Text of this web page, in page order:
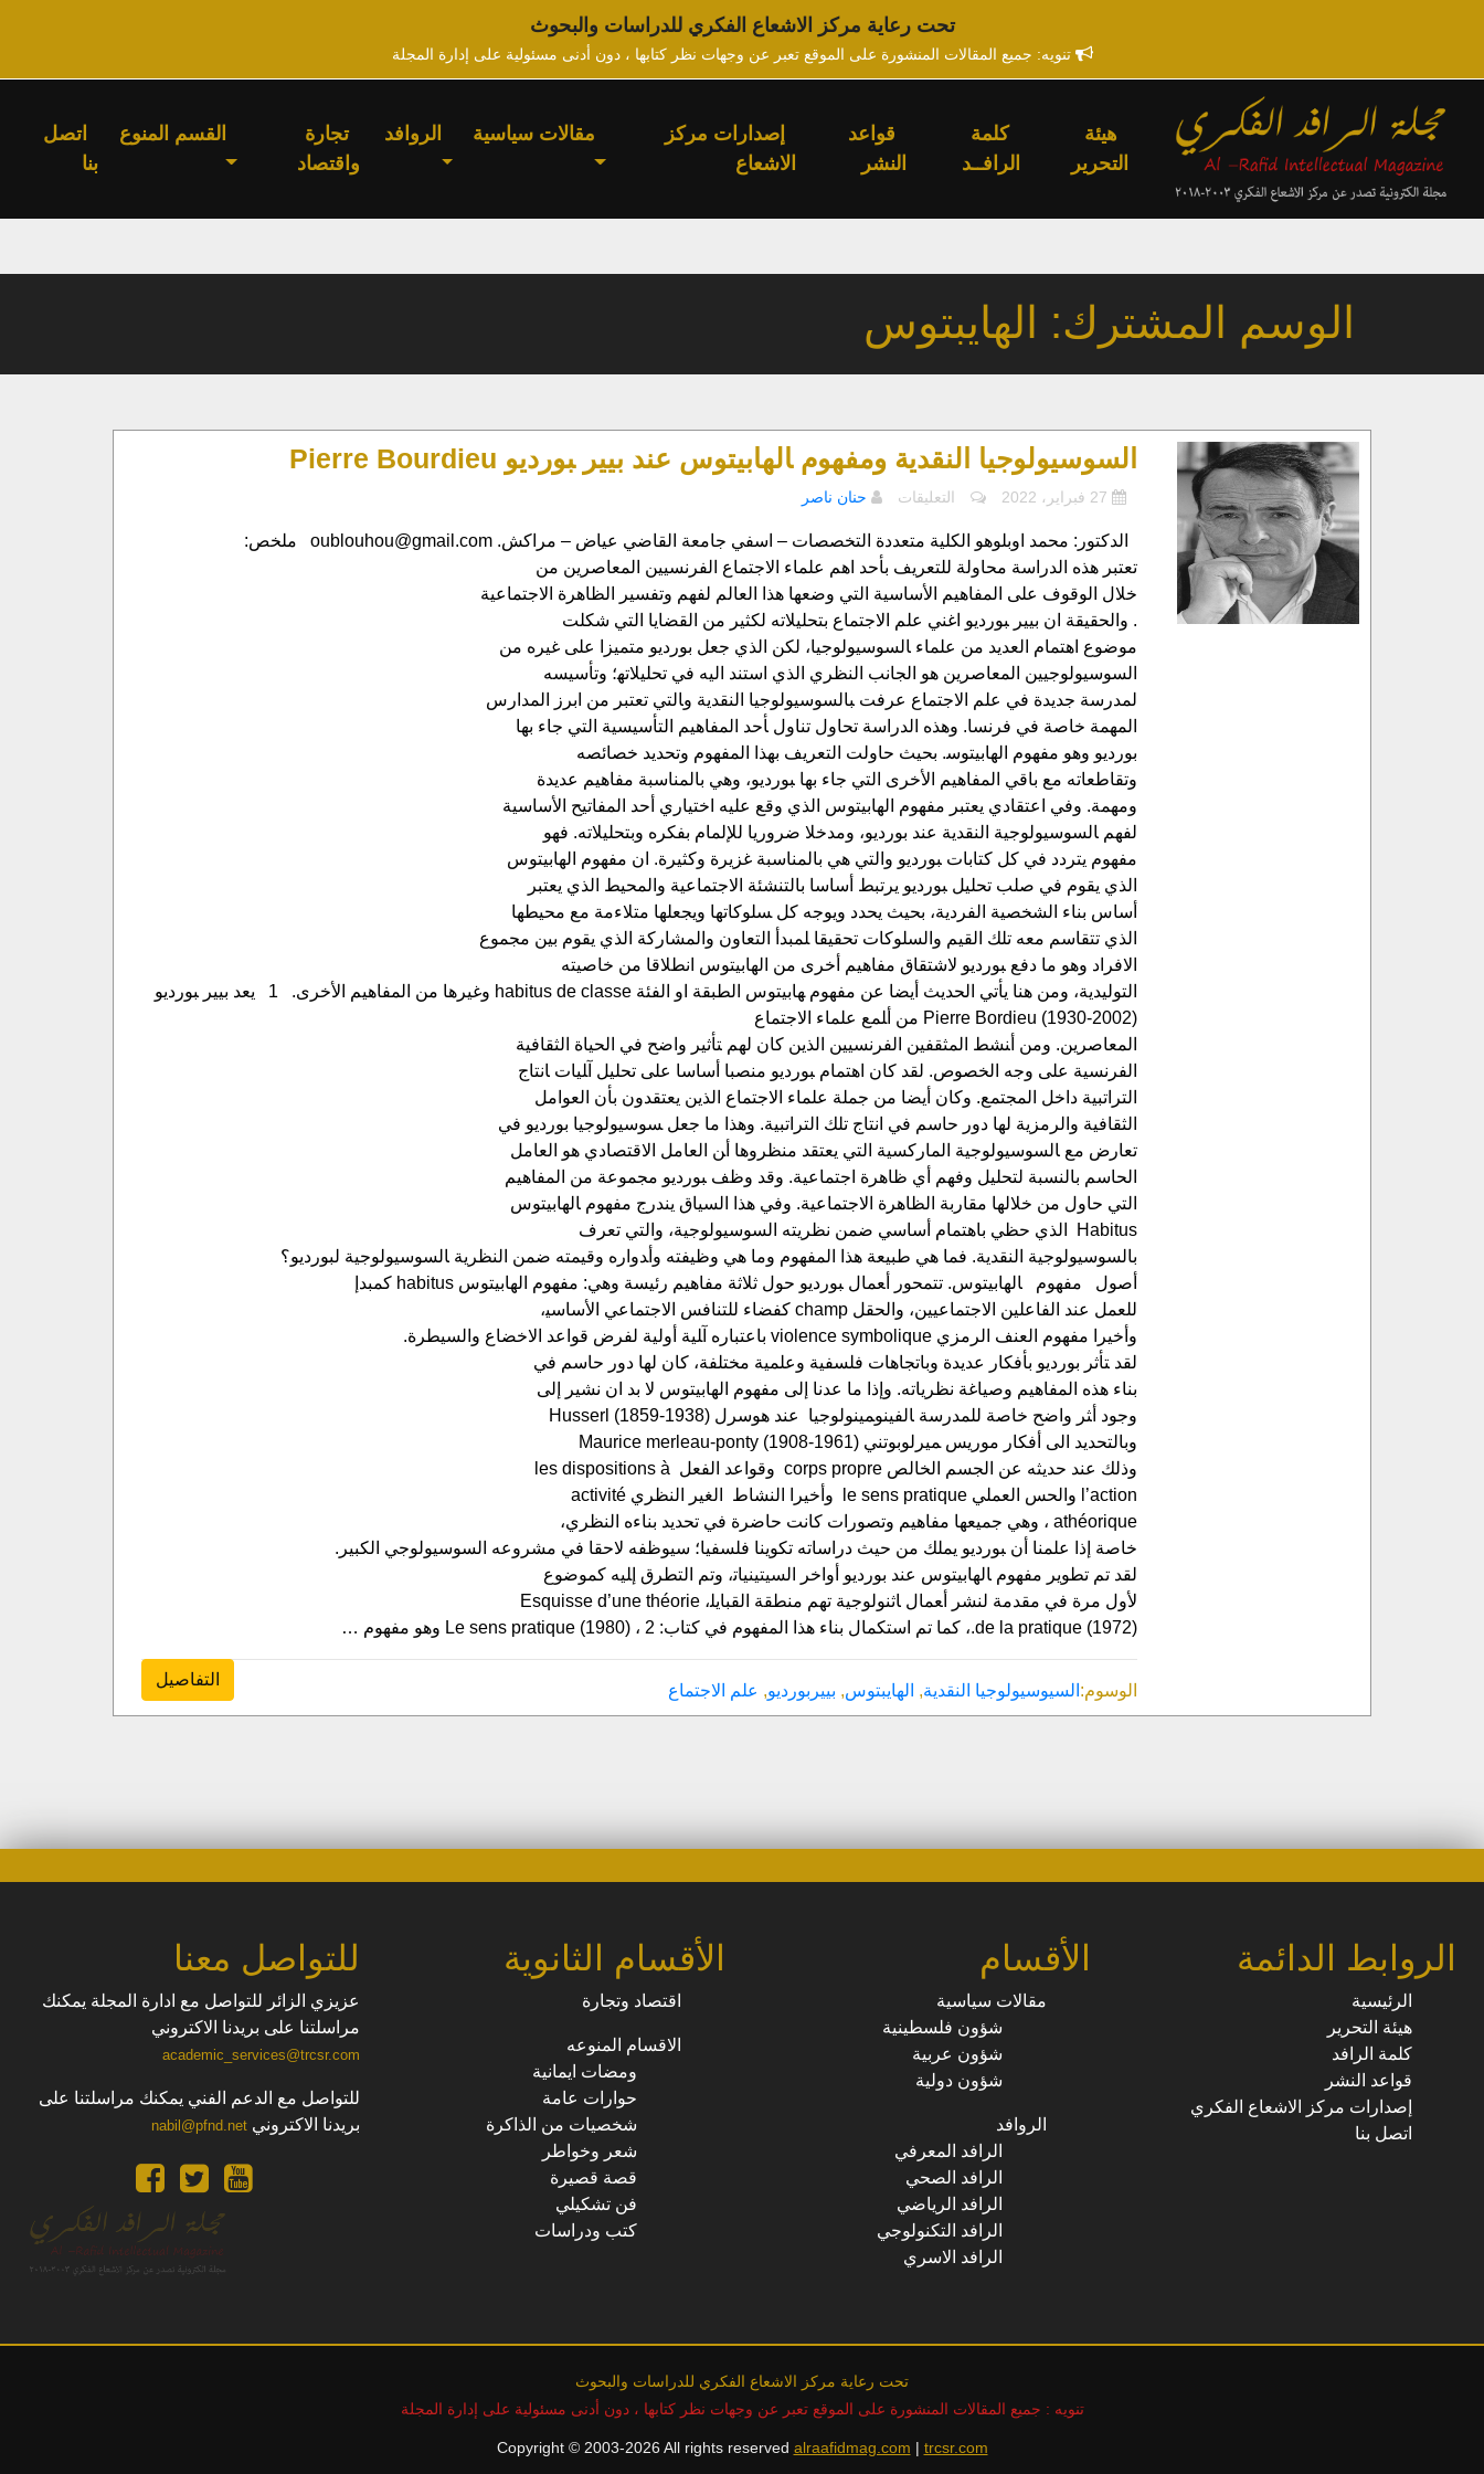
تحت رعاية مركز الاشعاع الفكري للدراسات والبحوث
تنويه: جميع المقالات المنشورة على الموقع تعبر عن وجهات نظر كتابها ، دون أدنى مسئولية على إدارة المجلة
هيئة
التحرير
كلمة
الرافــد
قواعد
النشر
إصدارات مركز
الاشعاع
مقالات سياسية الروافد
تجارة
واقتصاد
القسم المنوع
اتصل
بنا
الوسم المشترك: الهايبتوس
السوسيولوجيا‍ النق‍دية ومفهوم ‍الهابيتوس عند بيير ‍بورديو Pierre Bourdieu
التعليقات
على
النق‍دية
ومفهوم
‍الهابيتوس
عند
بيير
‍بورديو
Pierre
Bourdieu
مغلقة
حنان ناصر
الدكتور: محمد اوبلوهو الكلية متعددة التخصصات – اسفي جامعة القاضي عياض – مراكش. oublouhou@gmail.com ملخص:
تعتبر هذه الدراسة محاولة للتعريف بأحد اهم علماء الاجتماع الفرنسيين المعاصرين من
خلال الوقوف عل‍ى المفاهيم الأساسية التي وضعها هذا العالم لفهم وتفسير الظاهرة الاجتماعية
. والحقيقة ان بيير ‍بورديو اغني علم الاجتماع بتحليلاته لكثير من القضايا التي شكلت
موضوع اهتمام العديد من علماء ‍السوسيولوجيا‍، لكن الذي جعل بورديو متميزا على غيره من
السوسيولوجيين المعاصرين هو الجانب النظري الذي استند اليه في تحليلاته‍؛ وتأسيسه
لمدرسة جديدة في علم الاجتماع عرفت ‍بالسوسيولوجيا النقدية و‍التي تعتبر من ابرز المدارس
المهمة خاصة في فرنسا. وهذه الدراسة تحاول تناول ‍أحد المفاهيم التأسيسية التي جاء بها
بورديو وهو مفهوم الهابيتوس‍. بحيث ح‍اولت التعريف بهذا المفهوم وتحديد خصائصه
وتقاطعاته مع باقي المفاهيم الأخرى التي جاء بها ‍بورديو‍،‍ وهي بالمناسبة مفاهيم عديدة
ومهمة. وفي اعتقادي يعتبر مفهوم الهابيتوس الذي وقع عليه اختياري أحد المفاتيح الأساسية
لفهم ‍السوسيولوجية النقدية عند بورديو‍، ومدخلا ضروريا للإلمام بفكره وبتحليلاته. فهو
مفهوم يتردد في كل كتابات ‍بورديو والتي هي بالمناسبة غزيرة وكثيرة. ان مفهوم الهابيتوس
الذي يقوم في صلب تحليل ‍بورديو يرتبط أساسا بالتنشئة الاجتماعية والمحيط الذي يعتبر
أساس بناء الشخصية الفردية، بحيث يحدد ويوجه كل ‍سلوكاتها ويجعلها متلاءمة مع محيطها
الذي تتقاسم معه تلك القيم والسلوكات تحقيقا ‍لمبدأ التعاون والمشاركة الذي يقوم بين مجموع
الافراد وهو ما دفع ‍بورديو لاشتقاق مفاهيم أخرى من الهابيتوس انطلاقا من خاصيته
التوليدية، ومن هنا يأتي ال‍ح‍ديث أيضا عن مفهوم ‍هابيتوس الطبقة او الفئة habitus de classe وغيرها من المفاهيم الأخرى. ​1 يعد بيير ‍بورديو
Pierre Bordieu (1930-2002) من أ‍لمع علماء الاجتماع
المعاصرين. ومن أ‍نشط المثقفين الفرنسيين الذين كان لهم ‍تأثير واضح في الحياة الثقافية
الفرنسية على وجه الخصوص. لقد كان اهتمام ‍بورديو‍ منصبا أساسا على تحليل آ‍ليات ‍انتاج
التراتبية داخل المجتمع. وكان أيضا من جملة علماء الاجتماع الذين يعتقدون بأن العوامل
الثقافية والرمزية لها دور حاسم في انتاج تلك التراتبية. وهذا ما جعل ‍سوسيولوجيا بورديو في
تعارض مع ‍السوسيولوجية‍ الماركسية التي يعتقد منظروها‍ أ‍ن العامل الاقتصادي هو العامل
الحاسم بالنسبة لتحليل وفهم أي ظاهرة اجتماعية. وقد وظف ‍بورديو مجموعة من المفاهيم
التي حاول من خلالها مقاربة الظاهرة الاجتماعية. وفي هذا السياق يندرج مفهوم ‍الهابيتوس
Habitus الذي حظي باهتمام أساسي ضمن نظريته السوسيولوجية‍، والتي تعرف
بالسوسيولوجية‍ النقدية. فما هي طب‍يعة هذا المفهوم وما هي وظيفته وأ‍دواره وقيمته ضمن النظرية ‍السوسيولوجية لبورديو‍؟
أصول مفهوم ‍الهابيتوس. تتمحور أ‍عمال ‍بورديو حول ثلاثة مفاهيم رئيسة وهي: مفهوم الهابيتوس habitus كمبدإ
للعمل عند الفاعلين الاجتماعيين، والحقل champ كفضاء للتنافس الاجتماعي الأساسي‍،
وأخيرا مفهوم العنف الرمزي violence symbolique باعتباره آ‍لية أولية لفرض قواعد الاخضاع والسيطرة.
ل‍قد ‍تأثر بورديو بأفكار‍ عديدة وباتجاهات فلسفية وعلمية مختلفة‍، كان لها دور حاسم في
بناء هذه المفاهيم وصياغة نظرياته. وإذا ما عدنا إلى مفهوم الهابيتوس لا بد ان نشير إلى
وجود أ‍ثر واضح خاصة للمدرسة ‍الفينو‍م‍ينولوجيا عند هوسرل Husserl (1859-1938)
وبالتحديد الى أفكار موريس ‍ميرلوبوتني Maurice merleau-ponty (1908-1961)
وذلك عند حديثه عن الجسم الخالص corps propre وقواعد الفعل les dispositions à
l’action والحس العملي le sens pratique وأخيرا النشاط الغير النظري activité
athéorique ، وهي جميعها مفاهيم وتصورات كانت حاضرة في تحديد بناءه النظري،
خاصة إذا علمنا أن ‍بورديو يملك من حيث دراساته تكوينا فلسفيا؛ سيوظفه لاحقا في مشروعه السوسيولوجي الكبير.
لقد تم تطوير مفهوم ‍الهابيتوس عند بورديو أواخر السيتينيات‍، وتم التطرق إ‍ليه كموضوع
لأول مرة في مقدمة لنشر أ‍عمال ‍اثنولوجية تهم منطقة القبايل‍، Esquisse d’une théorie
de la pratique (1972).، كما تم استكمال بناء هذا المفهوم في كتاب: Le sens pratique (1980) ، 2 وهو مفهوم …
التفاصيل
الوسوم: السيوسيولوجيا النقدية, الهايبتوس, بييربورديو, علم الاجتماع
الروابط الدائمة
الرئيسية
هيئة التحرير
كلمة الرافد
قواعد النشر
إصدارات مركز الاشعاع الفكري
اتصل بنا
الأقسام
مقالات سياسية
شؤون فلسطينية
شؤون عربية
شؤون دولية
الروافد
الرافد المعرفي
الرافد الصحي
الرافد الرياضي
الرافد التكنولوجي
الرافد الاسري
الأقسام الثانوية
اقتصاد وتجارة
الاقسام المنوعه
ومضات ايمانية
حوارات عامة
شخصيات من الذاكرة
شعر وخواطر
قصة قصيرة
فن تشكيلي
كتب ودراسات
للتواصل معنا
عزيزي الزائر للتواصل مع ادارة المجلة يمكنك
مراسلتنا على بريدنا الاكتروني
academic_services@trcsr.com
للتواصل مع الدعم الفني يمكنك مراسلتنا على
بريدنا الاكتروني nabil@pfnd.net
تحت رعاية مركز الاشعاع الفكري للدراسات والبحوث
تنويه : جميع المقالات المنشورة على الموقع تعبر عن وجهات نظر كتابها ، دون أدنى مسئولية على إدارة المجلة
Copyright © 2003-2026 All rights reserved alraafidmag.com | trcsr.com